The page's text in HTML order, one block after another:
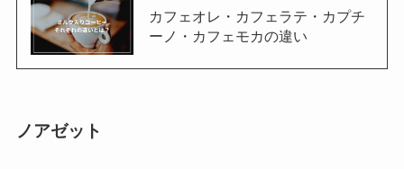
カフェオレ・カフェラテ・カプチ
ーノ・カフェモカの違い
ノアゼット